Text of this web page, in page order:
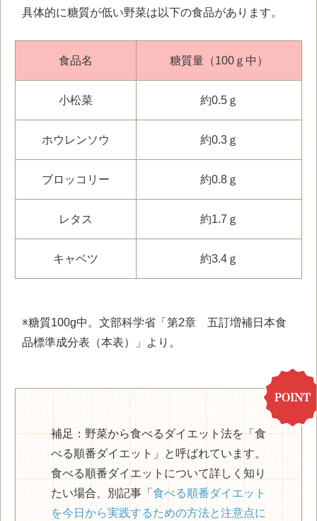
具体的に糖質が低い野菜は以下の食品があります。
食品名 糖質量（100ｇ中）
小松菜 約0.5ｇ
ホウレンソウ 約0.3ｇ
ブロッコリー 約0.8ｇ
レタス 約1.7ｇ
キャベツ 約3.4ｇ
※糖質100g中。文部科学省「第2章 五訂増補日本食
品標準成分表（本表）」より。
補足：野菜から食べるダイエット法を「食
べる順番ダイエット」と呼ばれています。
食べる順番ダイエットについて詳しく知り
たい場合、別記事「 食べる順番ダイエット
を今日から実践するための方法と注意点に